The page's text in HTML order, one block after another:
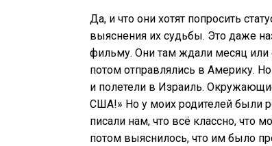
Да, и что они хотят попросить
выяснения их судьбы. Это даже
фильму. Они там ждали месяц или
потом отправлялись в Америку.
и полетели в Израиль.
США!» Но у моих родителей были
писали нам, что всё классно, что
потом выяснилось, что им было